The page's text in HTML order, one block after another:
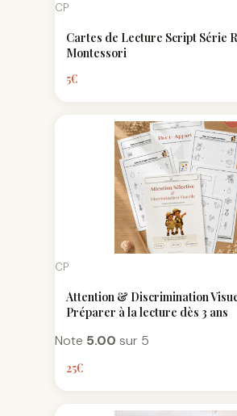
CP
Cartes de Lecture Script Série
Montessori
5€
CP
Attention & Discrimination
Préparer à la lecture dès 3 ans
Note 5.00 sur 5
25€